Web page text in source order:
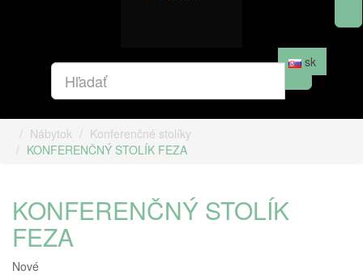
sk
Nábytok
Konferenčné stolíky
KONFERENČNÝ STOLÍK FEZA
KONFERENČNÝ STOLÍK
FEZA
Nové